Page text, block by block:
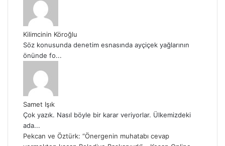
Kilimcinin Köroğlu
Söz konusunda denetim esnasında ayçiçek yağlarının
önünde fo...
Samet Işık
Çok yazık. Nasıl böyle bir karar veriyorlar. Ülkemizdeki
ada...
Pekcan ve Öztürk: “Önergenin muhatabı cevap